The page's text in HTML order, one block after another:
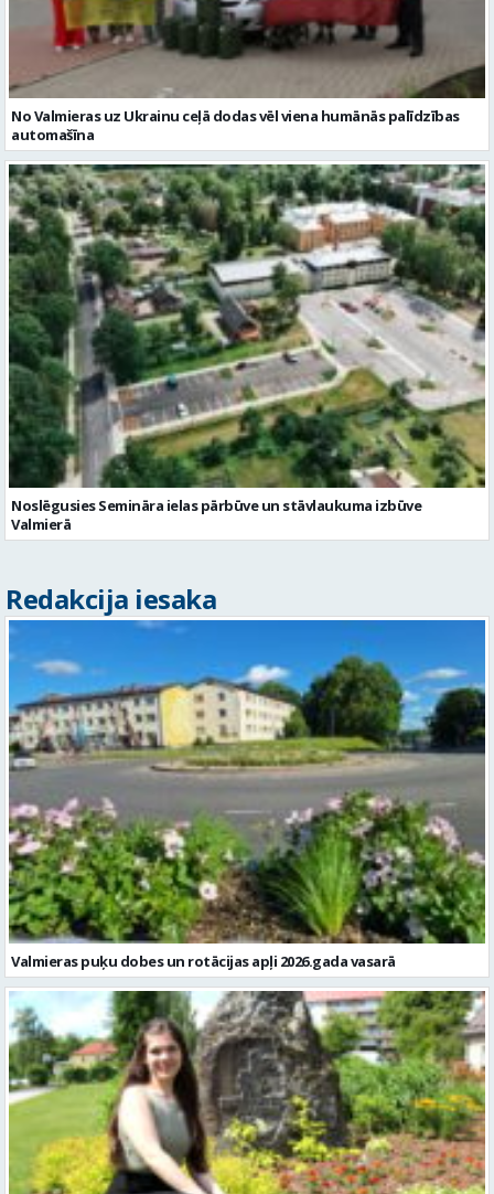
No Valmieras uz Ukrainu ceļā dodas vēl viena humānās palīdzības
automašīna
Noslēgusies Semināra ielas pārbūve un stāvlaukuma izbūve
Valmierā
Redakcija iesaka
Valmieras puķu dobes un rotācijas apļi 2026.gada vasarā